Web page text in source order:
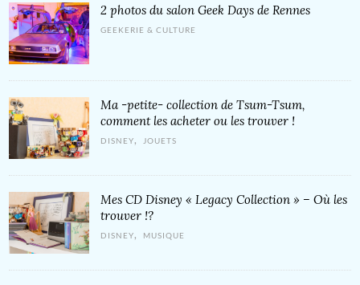
2 photos du salon Geek Days de Rennes
GEEKERIE & CULTURE
Ma -petite- collection de Tsum-Tsum,
comment les acheter ou les trouver !
DISNEY, JOUETS
Mes CD Disney « Legacy Collection » – Où les
trouver !?
DISNEY, MUSIQUE